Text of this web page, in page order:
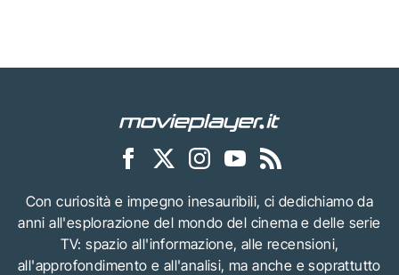
Con curiosità e impegno inesauribili, ci dedichiamo da
anni all'esplorazione del mondo del cinema e delle serie
TV: spazio all'informazione, alle recensioni,
all'approfondimento e all'analisi, ma anche e soprattutto